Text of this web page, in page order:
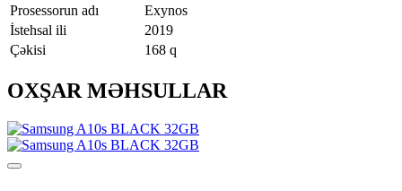
Prosessorun adı
Exynos
İstehsal ili
2019
Çəkisi
168 q
OXŞAR MƏHSULLAR